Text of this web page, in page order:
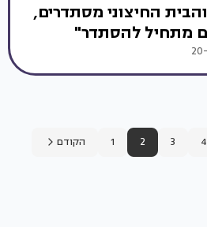
החיצוני מסתדרים,
מתחיל להסתדר"
הקודם 1 2 3 4